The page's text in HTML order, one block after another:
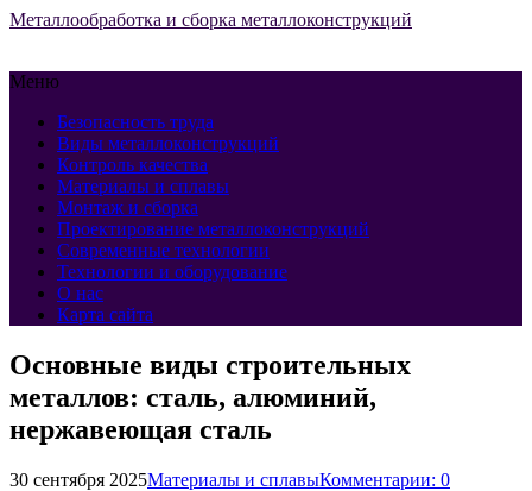
Металлообработка и сборка металлоконструкций
Меню
Безопасность труда
Виды металлоконструкций
Контроль качества
Материалы и сплавы
Монтаж и сборка
Проектирование металлоконструкций
Современные технологии
Технологии и оборудование
О нас
Карта сайта
Основные виды строительных
металлов: сталь, алюминий,
нержавеющая сталь
30 сентября 2025Материалы и сплавыКомментарии: 0